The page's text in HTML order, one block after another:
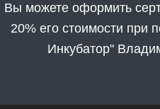
Вы можете оформить
20% его стоимости при
Инкубатор"